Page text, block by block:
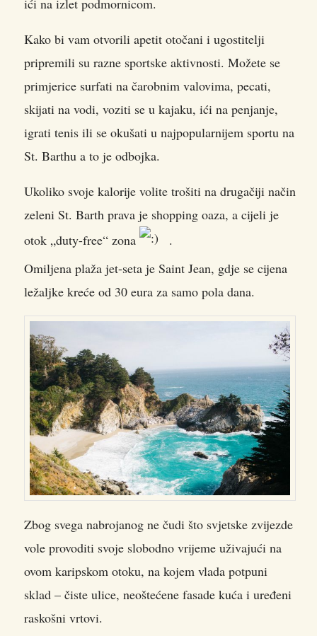
ići na izlet podmornicom.
Kako bi vam otvorili apetit otočani i ugostitelji
pripremili su razne sportske aktivnosti. Možete se
primjerice surfati na čarobnim valovima, pecati,
skijati na vodi, voziti se u kajaku, ići na penjanje,
igrati tenis ili se okušati u najpopularnijem sportu na
St. Barthu a to je odbojka.
Ukoliko svoje kalorije volite trošiti na drugačiji način
zeleni St. Barth prava je shopping oaza, a cijeli je
otok „duty-free“ zona
.
Omiljena plaža jet-seta je Saint Jean, gdje se cijena
ležaljke kreće od 30 eura za samo pola dana.
Zbog svega nabrojanog ne čudi što svjetske zvijezde
vole provoditi svoje slobodno vrijeme uživajući na
ovom karipskom otoku, na kojem vlada potpuni
sklad – čiste ulice, neoštećene fasade kuća i uređeni
raskošni vrtovi.